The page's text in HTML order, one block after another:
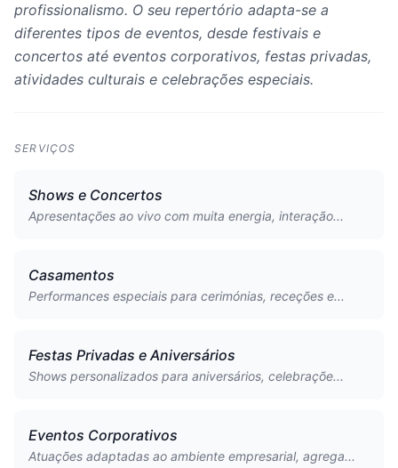
profissionalismo. O seu repertório adapta-se a
diferentes tipos de eventos, desde festivais e
concertos até eventos corporativos, festas privadas,
atividades culturais e celebrações especiais.
SERVIÇOS
Shows e Concertos
Apresentações ao vivo com muita energia, interação...
Casamentos
Performances especiais para cerimónias, receções e...
Festas Privadas e Aniversários
Shows personalizados para aniversários, celebraçõe...
Eventos Corporativos
Atuações adaptadas ao ambiente empresarial, agrega...